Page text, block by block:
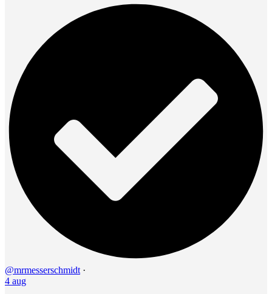
@mrmesserschmidt ·
4 aug